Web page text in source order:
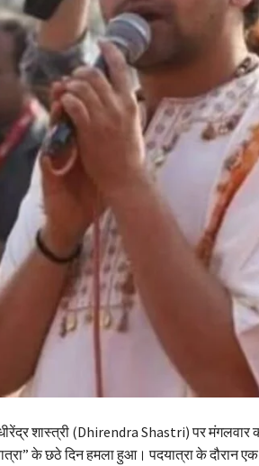
धीरेंद्र शास्त्री (Dhirendra Shastri) पर
के छठे दिन हमला हुआ। पदयात्रा के दौरान एक